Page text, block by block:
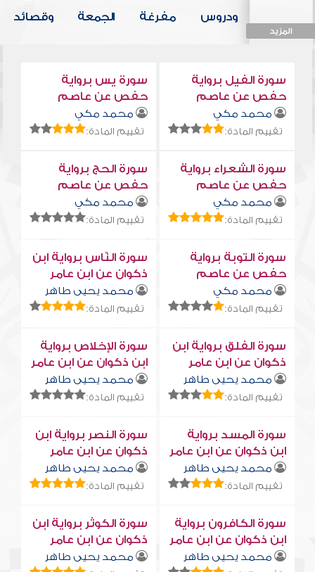
المزيد
ودروس
مفرغة
الجمعة
وقصائد
سورة الفيل برواية
حفص عن عاصم
محمد مكي
تقييم المادة:
سورة يس برواية
حفص عن عاصم
محمد مكي
تقييم المادة:
سورة الشعراء برواية
حفص عن عاصم
محمد مكي
تقييم المادة:
سورة الحج برواية
حفص عن عاصم
محمد مكي
تقييم المادة:
سورة التوبة برواية
حفص عن عاصم
محمد مكي
تقييم المادة:
سورة النّاس برواية ابن
ذكوان عن ابن عامر
محمد يحيى طاهر
تقييم المادة:
سورة الفلق برواية ابن
ذكوان عن ابن عامر
محمد يحيى طاهر
تقييم المادة:
سورة الإخلاص برواية
ابن ذكوان عن ابن عامر
محمد يحيى طاهر
تقييم المادة:
سورة المسد برواية
ابن ذكوان عن ابن عامر
محمد يحيى طاهر
تقييم المادة:
سورة النصر برواية ابن
ذكوان عن ابن عامر
محمد يحيى طاهر
تقييم المادة:
سورة الكافرون برواية
ابن ذكوان عن ابن عامر
محمد يحيى طاهر
سورة الكوثر برواية ابن
ذكوان عن ابن عامر
محمد يحيى طاهر